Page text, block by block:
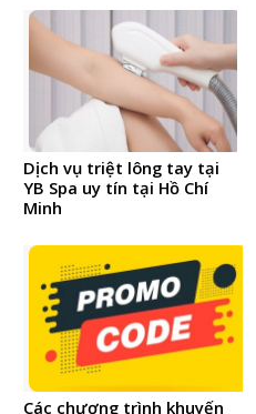
Dịch vụ triệt lông tay tại
YB Spa uy tín tại Hồ Chí
Minh
Các chương trình khuyến